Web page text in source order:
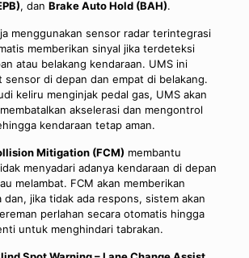
, dan Brake Auto Hold (BAH).
menggunakan sensor radar terintegrasi
memberikan sinyal jika terdeteksi
atau belakang kendaraan. UMS ini
sensor di depan dan empat di belakang.
keliru menginjak pedal gas, UMS akan
akselerasi dan mengontrol
kendaraan tetap aman.
Mitigation (FCM) membantu
menyadari adanya kendaraan di depan
melambat. FCM akan memberikan
dan, jika tidak ada respons, sistem akan
perlahan secara otomatis hingga
untuk menghindari tabrakan.